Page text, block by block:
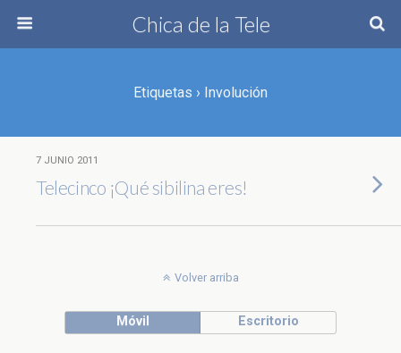
Chica de la Tele
Etiquetas › Involución
7 JUNIO 2011
Telecinco ¡Qué sibilina eres!
Volver arriba
Móvil Escritorio